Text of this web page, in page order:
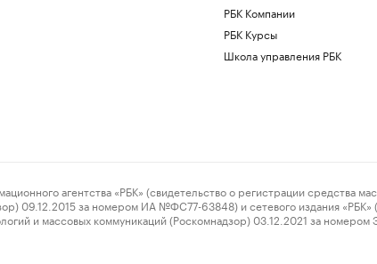
РБК Компании
РБК Курсы
Школа управления РБК
агентства «РБК» (свидетельство о регистрации средства
09.12.2015 за номером ИА №ФС77-63848) и сетевого издания «РБК»
и массовых коммуникаций (Роскомнадзор) 03.12.2021 за